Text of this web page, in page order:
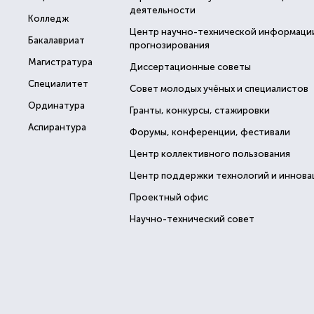
Колледж
Бакалавриат
Магистратура
Специалитет
Ординатура
Аспирантура
деятельности
Центр научно-технической
прогнозирования
Диссертационные советы
Совет молодых учёных и специалистов
Гранты, конкурсы, стажировки
Форумы, конференции, фестивали
Центр коллективного пользования
Центр поддержки технологий и
Проектный офис
Научно-технический совет